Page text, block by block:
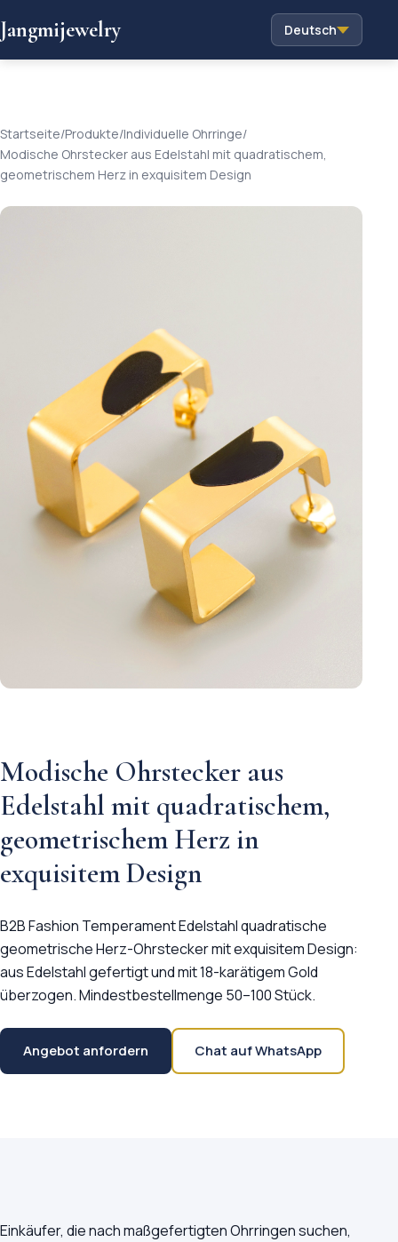
Jangmijewelry Deutsch
Startseite/Produkte/Individuelle Ohrringe/
Modische Ohrstecker aus Edelstahl mit quadratischem,
geometrischem Herz in exquisitem Design
Modische Ohrstecker aus
Edelstahl mit quadratischem,
geometrischem Herz in
exquisitem Design
B2B Fashion Temperament Edelstahl quadratische
geometrische Herz-Ohrstecker mit exquisitem Design:
aus Edelstahl gefertigt und mit 18-karätigem Gold
überzogen. Mindestbestellmenge 50–100 Stück.
Angebot anfordern Chat auf WhatsApp
Einkäufer, die nach maßgefertigten Ohrringen suchen,